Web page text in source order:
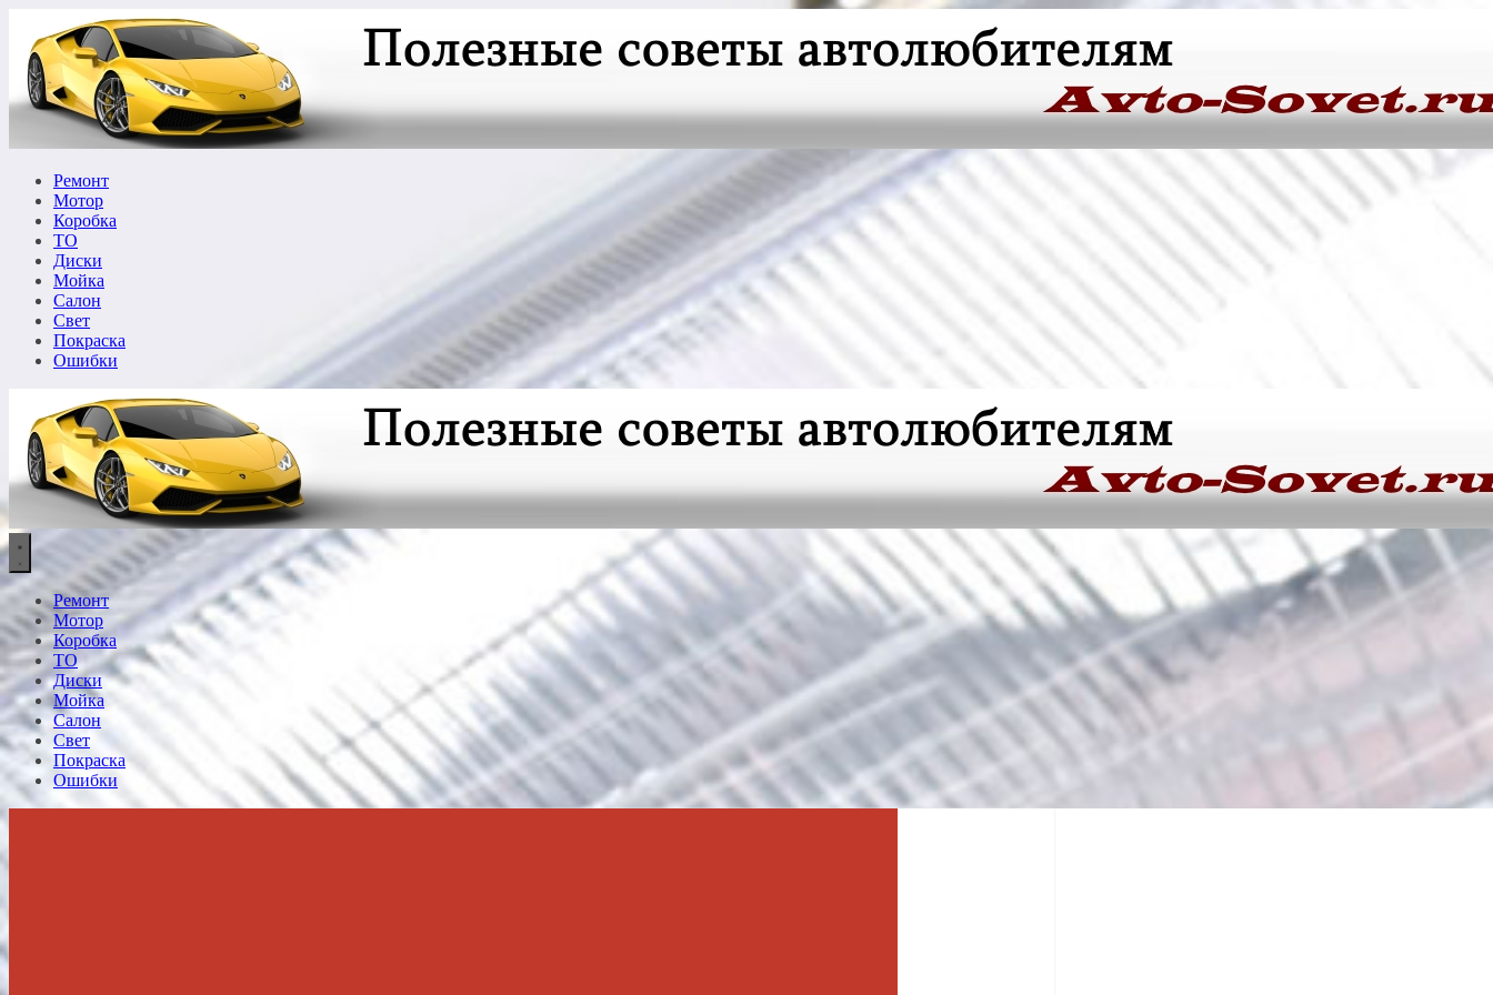
содержимому
Ремонт
Мотор
Коробка
ТО
Диски
Мойка
Салон
Свет
Покраска
Ошибки
Ремонт
Мотор
Коробка
ТО
Диски
Мойка
Салон
Свет
Покраска
Ошибки